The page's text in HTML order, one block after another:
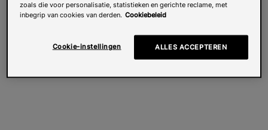
zoals die voor personalisatie, statistieken en gerichte reclame, met
inbegrip van cookies van derden. Cookiebeleid
Cookie-instellingen ALLES ACCEPTEREN